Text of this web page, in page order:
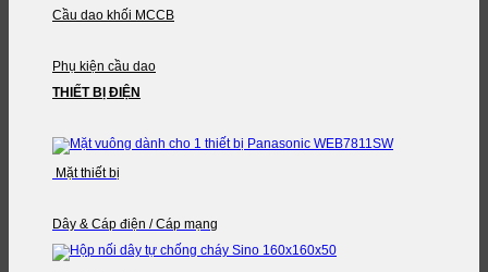
Cầu dao khối MCCB
Phụ kiện cầu dao
THIẾT BỊ ĐIỆN
Mặt thiết bị
Dây & Cáp điện / Cáp mạng